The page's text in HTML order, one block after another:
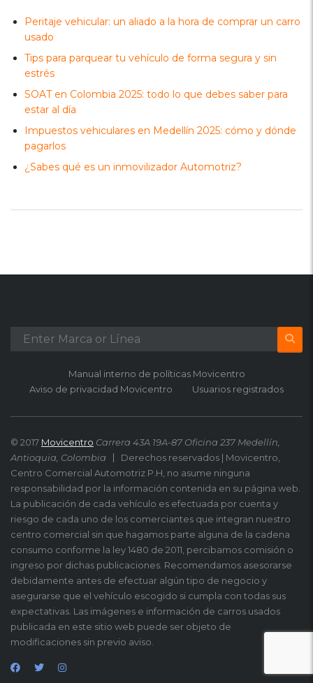
Peritaje vehicular: un aliado a la hora de comprar un carro
usado
Tips para parquear tu vehículo de forma segura y sin
estrés
SOAT en Colombia 2025: todo lo que debes saber para
estar al día
Impuestos vehiculares en Medellín 2025: cómo y dónde
pagarlos
¿Sabes qué es un inmovilizador Automotriz?
Manual interno de políticas Movicentro
Aviso de privacidad Movicentro
Usuarios registrados
© 2017 Movicentro Carrera 43A 19A-87 Oficina 237 Medellín,
Antioquia, Colombia
Derechos reservados | Movicentro,
Centro Comercial Automotriz P.H, no asume ninguna
responsabilidad por la información contenida en su página web.
La publicación de cada vehículo es efectuada por cuenta y
riesgo de cada uno de los comerciantes que integran nuestro
centro comercial sin que hagamos parte alguna de la cadena
consumo conforme la ley 1480 de 2011, percibamos comisión o
ingreso por dichas publicaciones. Recomendamos asesorarse
debidamente antes de efectuar algún tipo de negocio y
asegurarse que el vehículo escogido si cumpla con todas sus
expectativas. Las imágenes e información de carros usados
publicada en este sitio web puede ser objeto de
modificaciones sin previo aviso.